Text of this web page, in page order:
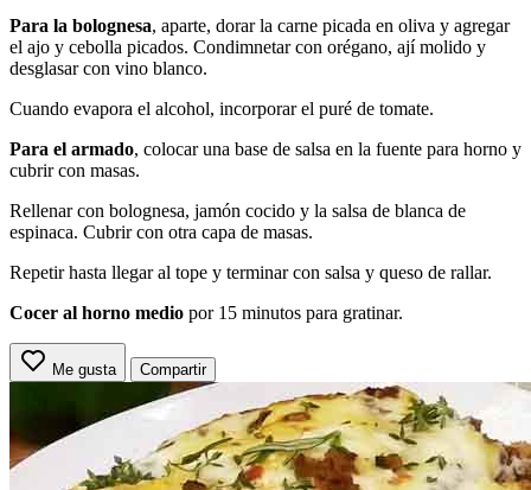
Para la bolognesa, aparte, dorar la carne picada en oliva y agregar
el ajo y cebolla picados. Condimnetar con orégano, ají molido y
desglasar con vino blanco.
Cuando evapora el alcohol, incorporar el puré de tomate.
Para el armado, colocar una base de salsa en la fuente para horno y
cubrir con masas.
Rellenar con bolognesa, jamón cocido y la salsa de blanca de
espinaca. Cubrir con otra capa de masas.
Repetir hasta llegar al tope y terminar con salsa y queso de rallar.
Cocer al horno medio por 15 minutos para gratinar.
Me gusta Compartir